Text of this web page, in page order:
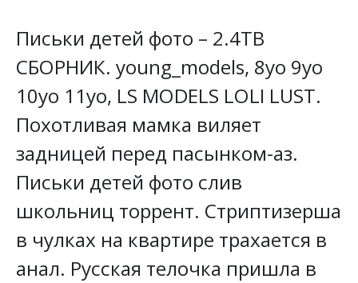
Письки детей фото – 2.4TB
СБОРНИК. young_models, 8yo 9yo
10yo 11yo, LS MODELS LOLI LUST.
Похотливая мамка виляет
задницей перед пасынком-аз.
Письки детей фото слив
школьниц торрент. Стриптизерша
в чулках на квартире трахается в
анал. Русская телочка пришла в